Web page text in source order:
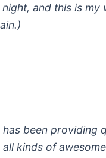
and this is
been
kinds of